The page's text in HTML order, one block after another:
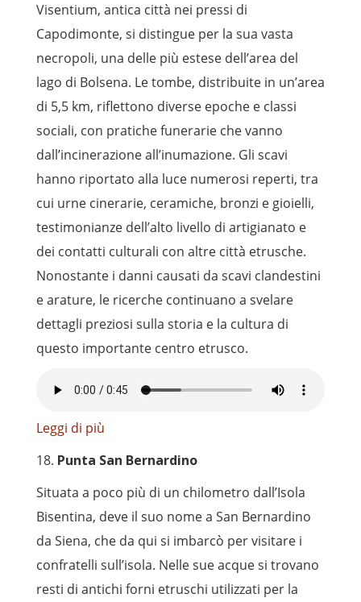
Visentium, antica città nei pressi di
Capodimonte, si distingue per la sua vasta
necropoli, una delle più estese dell’area del
lago di Bolsena. Le tombe, distribuite in un’area
di 5,5 km, riflettono diverse epoche e classi
sociali, con pratiche funerarie che vanno
dall’incinerazione all’inumazione. Gli scavi
hanno riportato alla luce numerosi reperti, tra
cui urne cinerarie, ceramiche, bronzi e gioielli,
testimonianze dell’alto livello di artigianato e
dei contatti culturali con altre città etrusche.
Nonostante i danni causati da scavi clandestini
e arature, le ricerche continuano a svelare
dettagli preziosi sulla storia e la cultura di
questo importante centro etrusco.
Leggi di più
18. Punta San Bernardino
Situata a poco più di un chilometro dall’Isola
Bisentina, deve il suo nome a San Bernardino
da Siena, che da qui si imbarcò per visitare i
confratelli sull’isola. Nelle sue acque si trovano
resti di antichi forni etruschi utilizzati per la